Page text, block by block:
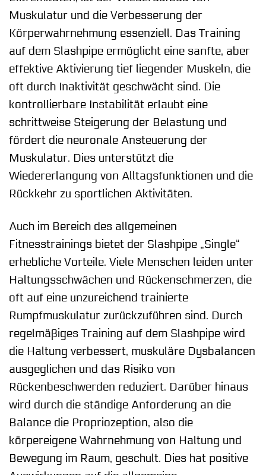
Muskulatur und die Verbesserung der
Körperwahrnehmung essenziell. Das Training
auf dem Slashpipe ermöglicht eine sanfte, aber
effektive Aktivierung tief liegender Muskeln, die
oft durch Inaktivität geschwächt sind. Die
kontrollierbare Instabilität erlaubt eine
schrittweise Steigerung der Belastung und
fördert die neuronale Ansteuerung der
Muskulatur. Dies unterstützt die
Wiedererlangung von Alltagsfunktionen und die
Rückkehr zu sportlichen Aktivitäten.
Auch im Bereich des allgemeinen
Fitnesstrainings bietet der Slashpipe „Single“
erhebliche Vorteile. Viele Menschen leiden unter
Haltungsschwächen und Rückenschmerzen, die
oft auf eine unzureichend trainierte
Rumpfmuskulatur zurückzuführen sind. Durch
regelmäßiges Training auf dem Slashpipe wird
die Haltung verbessert, muskuläre Dysbalancen
ausgeglichen und das Risiko von
Rückenbeschwerden reduziert. Darüber hinaus
wird durch die ständige Anforderung an die
Balance die Propriozeption, also die
körpereigene Wahrnehmung von Haltung und
Bewegung im Raum, geschult. Dies hat positive